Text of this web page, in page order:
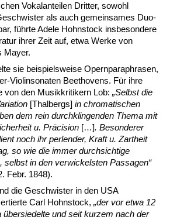
Vokalanteilen Dritter, sowohl
als auch gemeinsames Duo-
führte Adele Hohnstock insbesondere
ihrer Zeit auf, etwa Werke von
Mayer.
sie beispielsweise Opernparaphrasen,
Violinsonaten Beethovens. Für ihre
von den Musikkritikern Lob: „Selbst die
[Thalbergs] in chromatischen
dem rein durchklingenden Thema mit
u. Präcision […]. Besonderer
noch ihr perlender, Kraft u. Zartheit
so wie die immer durchsichtige
selbst in den verwickelsten Passagen“
Febr. 1848).
die Geschwister in den USA
Carl Hohnstock, „der vor etwa 12
und seit kurzem nach der